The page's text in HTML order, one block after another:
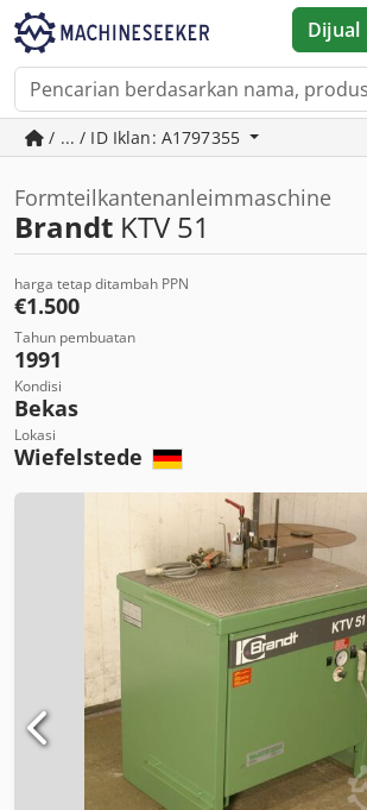
Dijual
/ ... / ID Iklan: A1797355
Formteilkantenanleimmaschine
Brandt KTV 51
harga tetap ditambah PPN
€1.500
Tahun pembuatan
1991
Kondisi
Bekas
Lokasi
Wiefelstede